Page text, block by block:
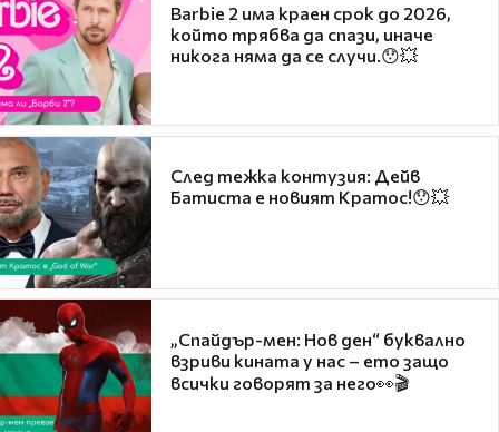
Barbie 2 има краен срок до 2026,
който трябва да спази, иначе
никога няма да се случи.😯💥
След тежка контузия: Дейв
Батиста е новият Кратос!😯💥
„Спайдър-мен: Нов ден“ буквално
взриви кината у нас – ето защо
всички говорят за него👀🎬